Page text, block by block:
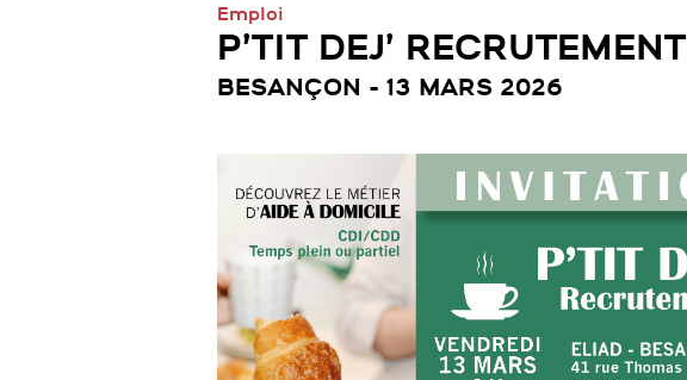
P’TIT DEJ’ RECRUTEMENT
Emploi
BESANÇON - 13 MARS 2026